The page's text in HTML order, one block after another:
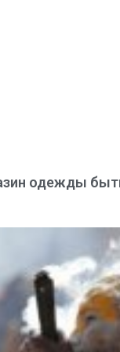
одежды